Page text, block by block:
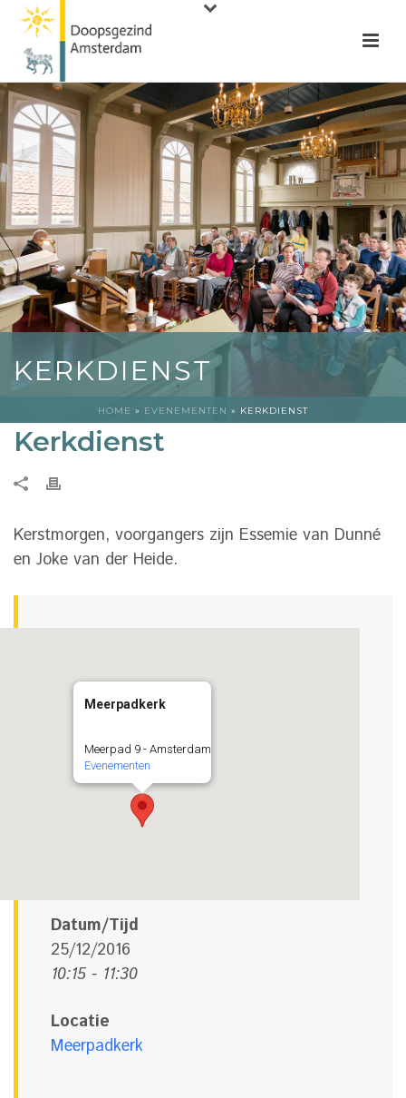
KERKDIENST
HOME » EVENEMENTEN » KERKDIENST
Kerkdienst
Kerstmorgen, voorgangers zijn Essemie van Dunné
en Joke van der Heide.
Meerpadkerk
Meerpad 9 - Amsterdam
Evenementen
Datum/Tijd
25/12/2016
10:15 - 11:30
Locatie
Meerpadkerk